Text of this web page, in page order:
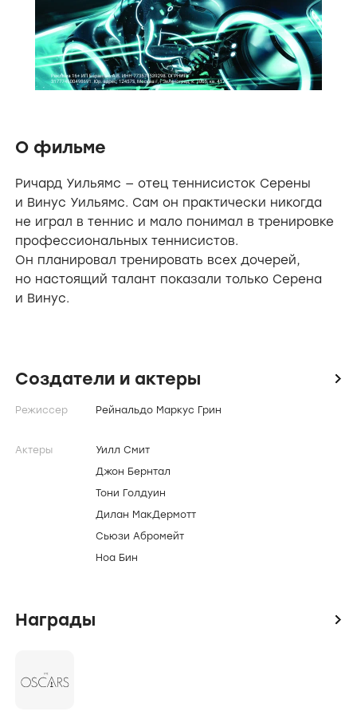
О фильме
Ричард Уильямс — отец теннисисток Серены
и Винус Уильямс. Сам он практически никогда
не играл в теннис и мало понимал в тренировке
профессиональных теннисистов.
Он планировал тренировать всех дочерей,
но настоящий талант показали только Серена
и Винус.
Создатели и актеры icon
Режиссер Рейнальдо Маркус Грин
Актеры
Уилл Смит
Джон Бернтал
Тони Голдуин
Дилан МакДермотт
Сьюзи Абромейт
Ноа Бин
Награды icon